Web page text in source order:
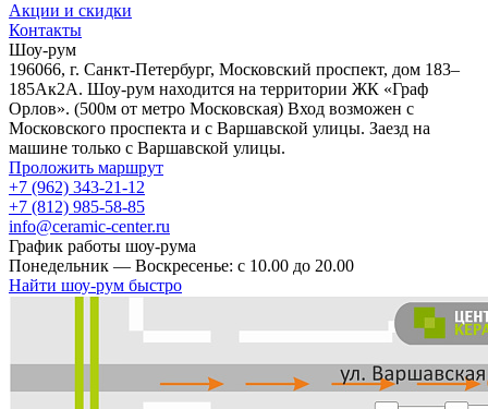
Акции и скидки
Контакты
Шоу-рум
196066, г. Санкт-Петербург, Московский проспект, дом 183–
185Ак2А. Шоу-рум находится на территории ЖК «Граф
Орлов». (500м от метро Московская) Вход возможен с
Московского проспекта и с Варшавской улицы. Заезд на
машине только с Варшавской улицы.
Проложить маршрут
+7 (962) 343-21-12
+7 (812) 985-58-85
info@ceramic-center.ru
График работы шоу-рума
Понедельник — Воскресенье: с 10.00 до 20.00
Найти шоу-рум быстро